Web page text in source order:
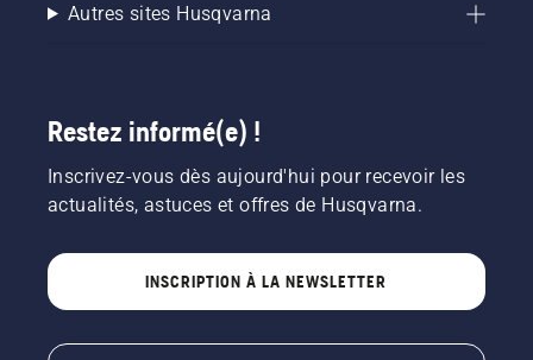
Autres sites Husqvarna
Restez informé(e) !
Inscrivez-vous dès aujourd'hui pour recevoir les
actualités, astuces et offres de Husqvarna.
INSCRIPTION À LA NEWSLETTER